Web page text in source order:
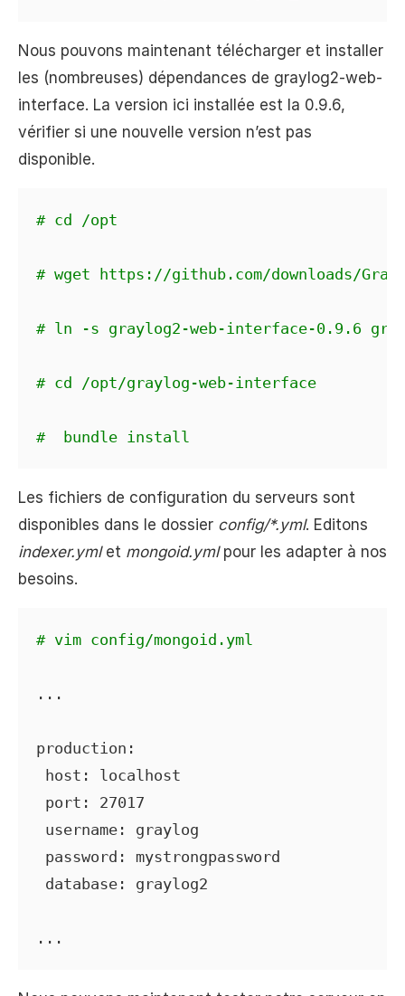
Nous pouvons maintenant télécharger et installer
les (nombreuses) dépendances de graylog2-web-
interface. La version ici installée est la 0.9.6,
vérifier si une nouvelle version n’est pas
disponible.
# cd /opt
# wget https://github.com/downloads/
# ln -s graylog2-web-interface-0.9.6
# cd /opt/graylog-web-interface
#  bundle install
Les fichiers de configuration du serveurs sont
disponibles dans le dossier config/*.yml. Editons
indexer.ymlet mongoid.ymlpour les adapter à nos
besoins.
# vim config/mongoid.yml
...
production:
host: localhost
port: 27017
username: graylog
password: mystrongpassword
database: graylog2
...